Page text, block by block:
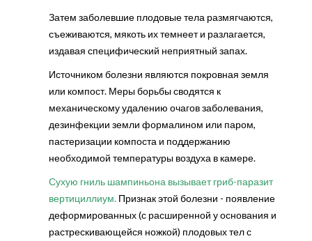
Затем заболевшие плодовые тела размягчаются,
съеживаются, мякоть их темнеет и разлагается,
издавая специфический неприятный запах.
Источником болезни являются покровная земля
или компост. Меры борьбы сводятся к
механическому удалению очагов заболевания,
дезинфекции земли формалином или паром,
пастеризации компоста и поддержанию
необходимой температуры воздуха в камере.
Сухую гниль шампиньона вызывает гриб-паразит
вертициллиум. Признак этой болезни - появление
деформированных (с расширенной у основания и
растрескивающейся ножкой) плодовых тел с